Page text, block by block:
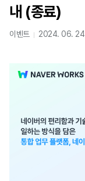
내 (종료)
이벤트 2024. 06. 24